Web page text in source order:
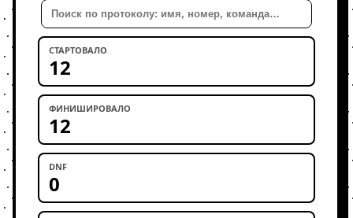
СТАРТОВАЛО
12
ФИНИШИРОВАЛО
12
DNF
0